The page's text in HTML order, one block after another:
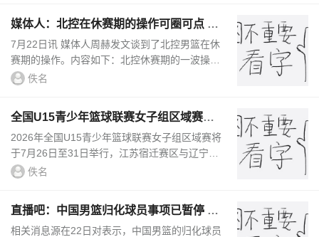
媒体人：北控在休赛期的操作可圈可点 球
队有着不错的板凳深度
7月22日讯 媒体人周赫发文谈到了北控男篮在休
赛期的操作。内容如下：北控休赛期的一波操
作，还是挺可圈可点的。首先，锁定教练组之
佚名
全国U15青少年篮球联赛女子组区域赛将
于7月26日至31日举行
2026年全国U15青少年篮球联赛女子组区域赛将
于7月26日至31日举行，江苏宿迁赛区与辽宁沈
阳赛区两赛区参赛队伍及名单现已全部确定。...
佚名
直播吧：中国男篮归化球员事项已暂停 何
时重启难定
相关消息源在22日对表示，中国男篮的归化球员